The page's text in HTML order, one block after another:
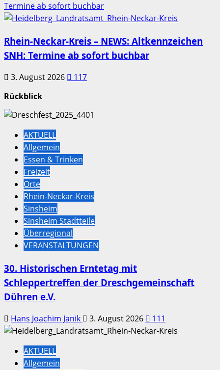
Termine ab sofort buchbar
Rhein-Neckar-Kreis – NEWS: Altkennzeichen
SNH: Termine ab sofort buchbar
3. August 2026
117
Rückblick
AKTUELL
Allgemein
Essen & Trinken
Freizeit
Orte
Rhein-Neckar-Kreis
Sinsheim
Sinsheim Stadtteile
Überregional
VERANSTALTUNGEN
30. Historischen Erntetag mit
Schleppertreffen der Dreschgemeinschaft
Dühren e.V.
Hans Joachim Janik 3. August 2026 111
AKTUELL
Allgemein